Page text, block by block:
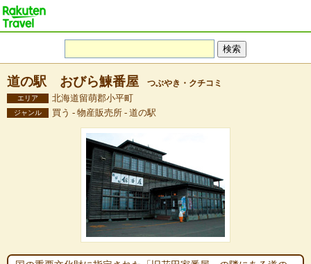
道の駅 おびら鰊番屋 つぶやき・クチコミ
エリア 北海道留萌郡小平町
ジャンル 買う - 物産販売所 - 道の駅